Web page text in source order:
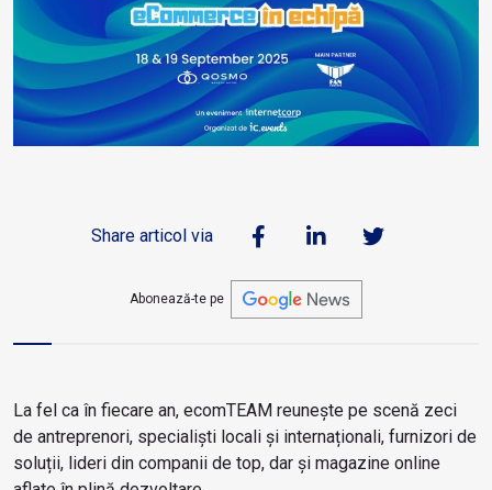
Share articol via
Abonează-te pe
La fel ca în fiecare an, ecomTEAM reunește pe scenă zeci
de antreprenori, specialiști locali și internaționali, furnizori de
soluții, lideri din companii de top, dar și magazine online